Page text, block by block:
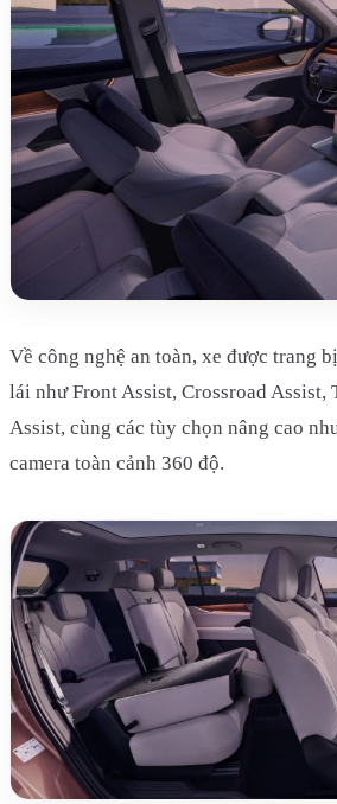
Về công nghệ an toàn, xe được trang
lái như Front Assist, Crossroad Assist,
Assist, cùng các tùy chọn nâng cao
camera toàn cảnh 360 độ.